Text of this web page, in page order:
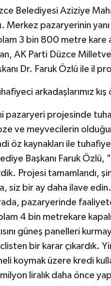
Belediyesi Aziziye
Merkez pazaryerinin
3 bin 800 metre kare
AK Parti Düzce
Dr. Faruk Özlü ile il
arkadaşlarımız
pazaryeri projesinde
ve meyvecilerin
öz kaynakları ile
Başkanı Faruk
Projesi tamamlandı,
siz bir ay daha ilave
pazaryerinde
4 bin metrekare
güneş panelleri
bir karar çıkardık.
koymak üzere kredi
liralık daha önce